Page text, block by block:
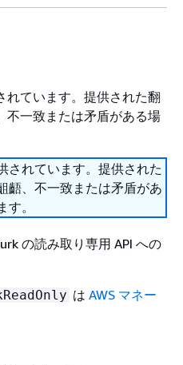
れています。提供された翻
不一致または矛盾がある場
されています。提供された
齬、不一致または矛盾があ
。
の読み取り専用 API への
は AWS マネー